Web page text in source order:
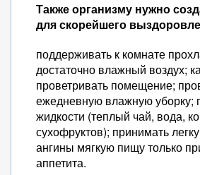
Также организму нужно
для скорейшего
поддерживать к комнате
достаточно влажный воздух;
проветривать помещение;
ежедневную влажную уборку;
жидкости (теплый чай, вода,
сухофруктов); принимать
ангины мягкую пищу только
аппетита.